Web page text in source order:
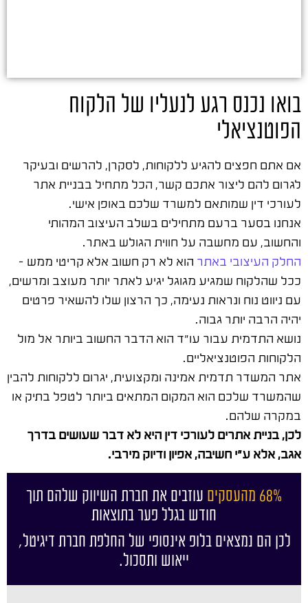
בואו נכנס רגע לנעליו של הלקוח
הפוטנציאלי
אם אתם חפצים להגיע ללקוחות, לסקרן, להרשים ובעיקר
לגרום להם ליצור אתכם קשר, הכל מתחיל בבניית אתר
לעורכי דין שמותאם למשרד שלכם באופן אישי.
אנחנו בסער ברעם מתחילים בשלב העיצוב המהותי
והחשוב, עם מחשבה על חווית הגולש באתר.
החלק העיצובי באתר הוא לא רק חשוב אלא קריטי ממש –
ככל שהלקוח שמגיע מגוגל יגיע לאתר יותר מעוצב ומרשים,
עם ניווט נוח ונראות נעימה, כך הרצון שלו להשאיר פרטים
יהיה הרבה יותר גבוה.
נושא התדמית עבור עו"ד הוא הדבר החשוב ביותר אל מול
הלקוחות הפוטנציאליים.
אתר המשדר תדמית אמינה ומקצועית, יגרום ללקוחות להבין
שהמשרד שלכם הוא המקום המתאים ביותר לטפל בתיק או
במקרה שלהם.
לכן, בניית אתרים לעורכי דין היא לא דבר שעושים בדרך
אגב, אלא ע"י חשיבה, אפיון ודיוק מירבי.
68% מהעסקים
עוזבים את חברת השיווק שלהם תוך
חודש בגלל פער בתוצאות
לכן הם נמצאים בלופ אינסופי של החלפת חברת דיגיטל,
ייאוש ותסכול.